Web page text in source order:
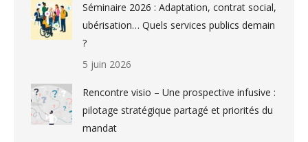
Séminaire 2026 : Adaptation, contrat social,
ubérisation… Quels services publics demain
?
5 juin 2026
Rencontre visio – Une prospective infusive :
pilotage stratégique partagé et priorités du
mandat